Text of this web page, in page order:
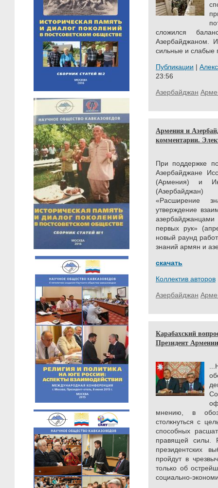
сложился
Азербайджаном.
сильные и слабые
Публикации |
23:56
Азербайджан
Армения и
комментарии.
При поддержке
Азербайджане
(Армения) и
«Расширение
утверждение
первых рук»
новый раунд
знаний армян и
скачать
Коллектив авторов
Азербайджан
Карабахский
Президент
мнению, в
столкнуться с
способных
правящей силы.
президентских
пройдут в
только об
социально-